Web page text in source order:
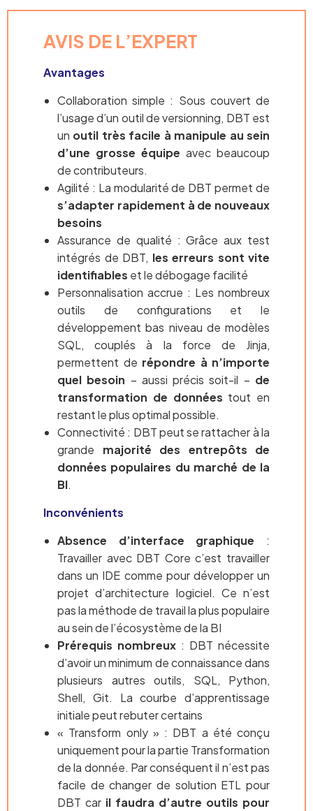
AVIS DE L’EXPERT
Avantages
Collaboration simple : Sous couvert de
l’usage d’un outil de versionning, DBT est
un outil très facile à manipule au sein
d’une grosse équipe avec beaucoup
de contributeurs.
Agilité : La modularité de DBT permet de
s’adapter rapidement à de nouveaux
besoins
Assurance de qualité : Grâce aux test
intégrés de DBT, les erreurs sont vite
identifiables et le débogage facilité
Personnalisation accrue : Les nombreux
outils de configurations et le
développement bas niveau de modèles
SQL, couplés à la force de Jinja,
permettent de répondre à n’importe
quel besoin – aussi précis soit-il – de
transformation de données tout en
restant le plus optimal possible.
Connectivité : DBT peut se rattacher à la
grande majorité des entrepôts de
données populaires du marché de la
BI.
Inconvénients
Absence d’interface graphique :
Travailler avec DBT Core c’est travailler
dans un IDE comme pour développer un
projet d’architecture logiciel. Ce n’est
pas la méthode de travail la plus populaire
au sein de l’écosystème de la BI
Prérequis nombreux : DBT nécessite
d’avoir un minimum de connaissance dans
plusieurs autres outils, SQL, Python,
Shell, Git. La courbe d’apprentissage
initiale peut rebuter certains
« Transform only » : DBT a été conçu
uniquement pour la partie Transformation
de la donnée. Par conséquent il n’est pas
facile de changer de solution ETL pour
DBT car il faudra d’autre outils pour